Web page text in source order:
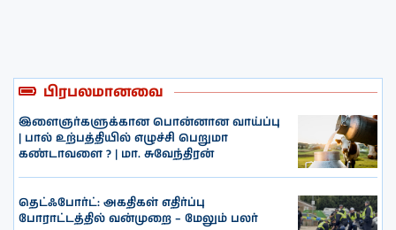
பிரபலமானவை
இளைஞர்களுக்கான பொன்னான வாய்ப்பு
| பால் உற்பத்தியில் எழுச்சி பெறுமா
கண்டாவளை ? | மா. சுவேந்திரன்
தெட்ஃபோர்ட்: அகதிகள் எதிர்ப்பு
போராட்டத்தில் வன்முறை – மேலும் பலர்